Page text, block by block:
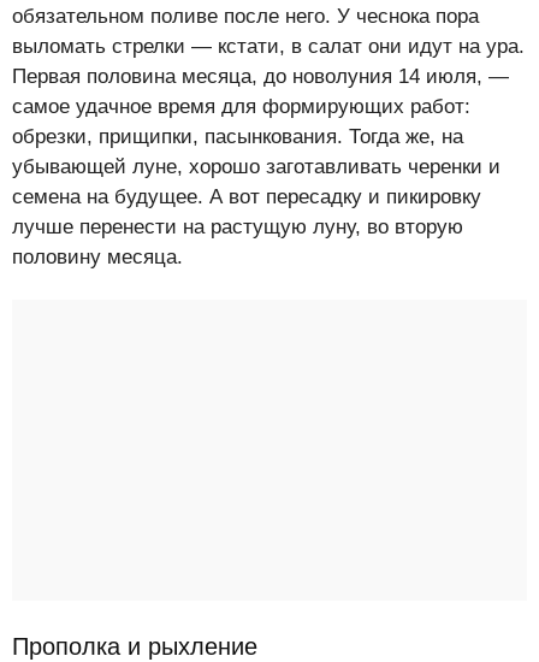
обязательном поливе после него. У чеснока пора
выломать стрелки — кстати, в салат они идут на ура.
Первая половина месяца, до новолуния 14 июля, —
самое удачное время для формирующих работ:
обрезки, прищипки, пасынкования. Тогда же, на
убывающей луне, хорошо заготавливать черенки и
семена на будущее. А вот пересадку и пикировку
лучше перенести на растущую луну, во вторую
половину месяца.
Прополка и рыхление